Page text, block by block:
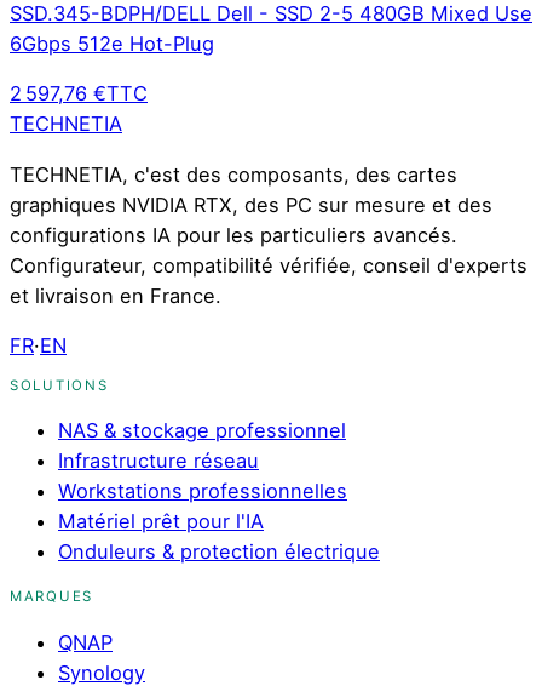
SSD.345-BDPH/DELL Dell - SSD 2-5 480GB Mixed Use
6Gbps 512e Hot-Plug
2 597,76 €TTC
TECHNETIA
TECHNETIA, c'est des composants, des cartes
graphiques NVIDIA RTX, des PC sur mesure et des
configurations IA pour les particuliers avancés.
Configurateur, compatibilité vérifiée, conseil d'experts
et livraison en France.
FR·EN
SOLUTIONS
NAS & stockage professionnel
Infrastructure réseau
Workstations professionnelles
Matériel prêt pour l'IA
Onduleurs & protection électrique
MARQUES
QNAP
Synology